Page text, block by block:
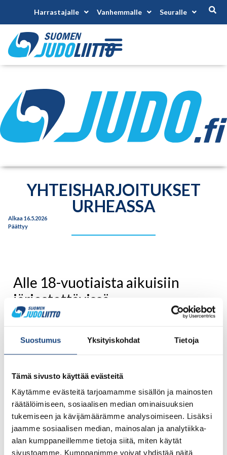
Suostumus Yksityiskohdat Tietoja
Tämä sivusto käyttää evästeitä
Käytämme evästeitä tarjoamamme sisällön ja mainosten
räätälöimiseen, sosiaalisen median ominaisuuksien
tukemiseen ja kävijämäärämme analysoimiseen. Lisäksi
jaamme sosiaalisen median, mainosalan ja analytiikka-
alan kumppaneillemme tietoja siitä, miten käytät
sivustoamme. Kumppanimme voivat yhdistää näitä
Harrastajalle Vanhemmalle Seuralle
YHTEISHARJOITUKSET
URHEASSA
Alkaa 16.5.2026
Päättyy
Alle 18-vuotiaista aikuisiin
järjestettävissä
yhteisharjoituksissa on kaksi
harjoitusta: Ensimmäinen
10:30-12:30 ja toinen 14:30-
Harjoituksiin ilmoittaudutaan allaolevalla Suomisportissa
viimeistään harjoitusta edeltävänä perjantaina klo 12.00
mennessä, mikäli kulkulupaa Urhea-halliin ei ole.
Vähintään sinistä vyötä ja alle minimissään 55-/-52-kilon
painoluokkarajaa edellytetään.